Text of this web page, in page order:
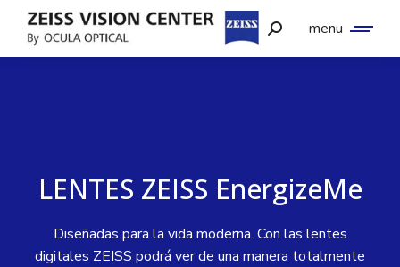
menu
LENTES ZEISS EnergizeMe
Diseñadas para la vida moderna. Con las lentes
digitales ZEISS podrá ver de una manera totalmente